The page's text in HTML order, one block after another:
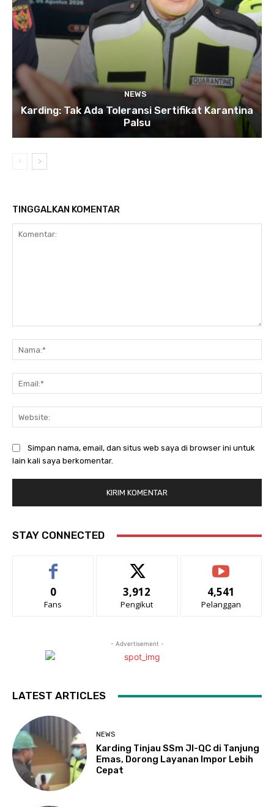
NEWS
Karding: Tak Ada Toleransi Sertifikat Karantina
Palsu
TINGGALKAN KOMENTAR
Simpan nama, email, dan situs web saya di browser ini untuk
lain kali saya berkomentar.
STAY CONNECTED
0
Fans
3,912
Pengikut
4,541
Pelanggan
- Advertisement -
LATEST ARTICLES
NEWS
Karding Tinjau SSm JI-QC di Tanjung
Emas, Dorong Layanan Impor Lebih
Cepat